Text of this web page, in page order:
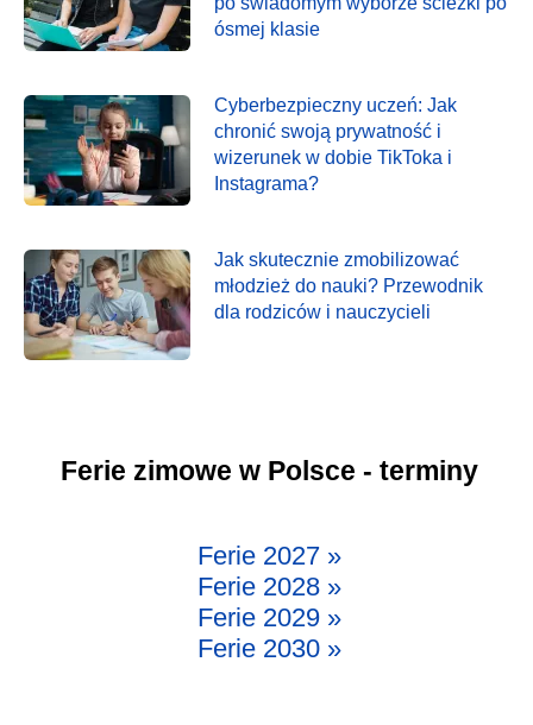
ósmej klasie
Cyberbezpieczny uczeń: Jak
chronić swoją prywatność i
wizerunek w dobie TikToka i
Instagrama?
Jak skutecznie zmobilizować
młodzież do nauki? Przewodnik
dla rodziców i nauczycieli
Ferie zimowe w Polsce - terminy
Ferie 2027 »
Ferie 2028 »
Ferie 2029 »
Ferie 2030 »